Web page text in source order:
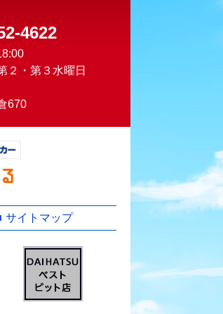
4622
２・第３水曜日
670
サイトマップ